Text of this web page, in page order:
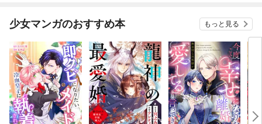
（１）
（
少女マンガのおすすめ本 もっと見る